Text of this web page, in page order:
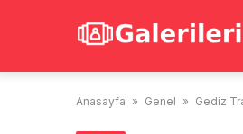
Anasayfa » Genel » Gediz